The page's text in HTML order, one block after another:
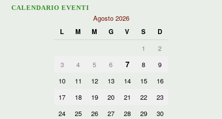
CALENDARIO EVENTI
Agosto 2026
L
M M G V S
D
1
2
3
4 5 6 7 8
9
10
11 12 13 14 15
16
17
18 19 20 21 22
23
24
25 26 27 28 29
30